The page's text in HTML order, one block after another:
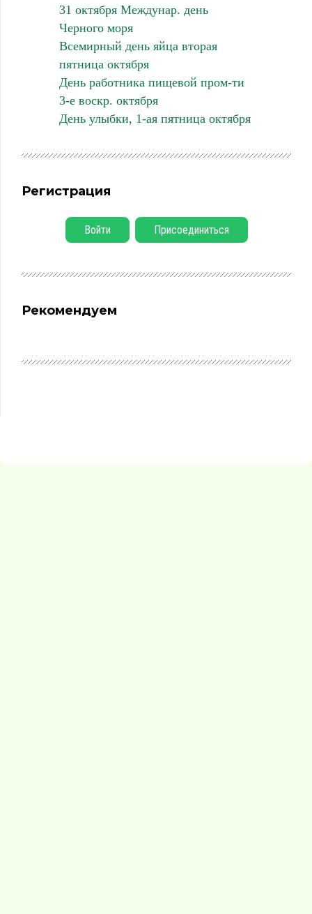
31 октября Междунар. день
Черного моря
Всемирный день яйца вторая
пятница октября
День работника пищевой пром-ти
3-е воскр. октября
День улыбки, 1-ая пятница октября
Регистрация
Войти Присоединиться
Рекомендуем